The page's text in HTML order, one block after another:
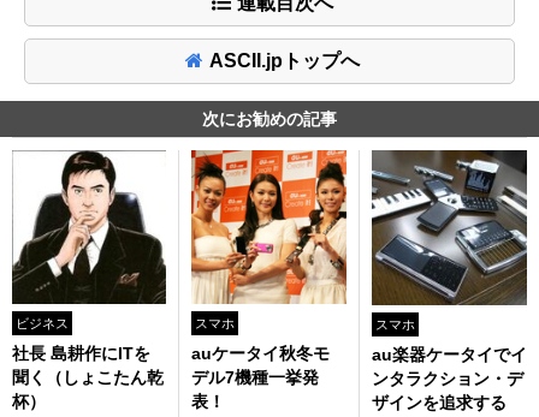
ASCII.jpトップへ
次にお勧めの記事
ビジネス
社長 島耕作にITを
聞く（しょこたん乾
杯）
スマホ
auケータイ秋冬モ
デル7機種一挙発
表！
スマホ
au楽器ケータイでイ
ンタラクション・デ
ザインを追求する